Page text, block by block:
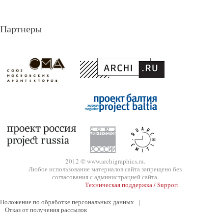
Партнеры
2012 © www.archigraphics.ru.
Любое использование материалов сайта запрещено без
согласования с администрацией сайта.
Техническая поддержка / Support
Положение по обработке персональных данных
|
Отказ от получения рассылок